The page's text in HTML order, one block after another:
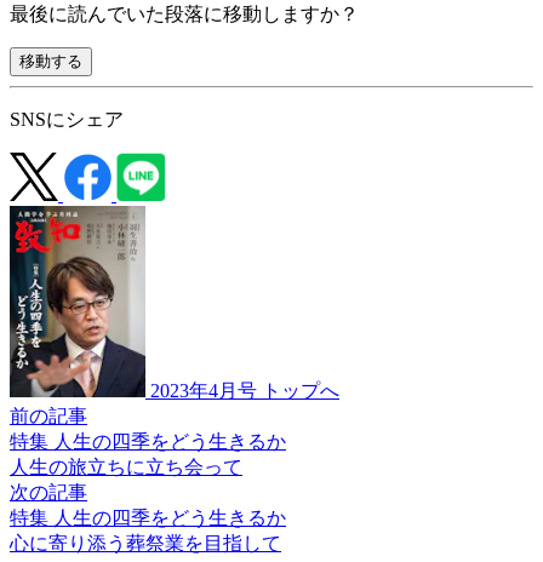
最後に読んでいた段落に移動しますか？
移動する
SNSにシェア
2023年4月号 トップへ
前の記事
特集 人生の四季をどう生きるか
人生の旅立ちに立ち会って
次の記事
特集 人生の四季をどう生きるか
心に寄り添う 葬祭業を目指して